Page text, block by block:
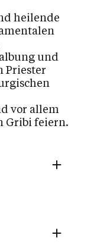
heilende
und
Priester
vor allem
Gribi feiern.